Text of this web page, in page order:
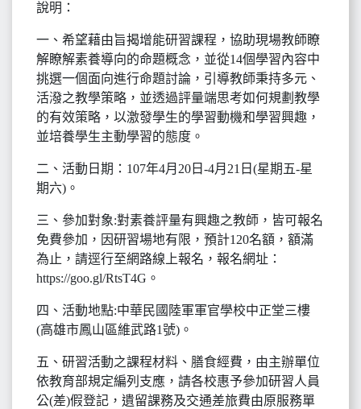
說明：
一、希望藉由旨揭增能研習課程，協助現場教師瞭
解瞭解素養導向的命題概念，並從14個學習內容中
挑選一個面向進行命題討論，引導教師秉持多元、
活潑之教學策略，並透過評量端思考如何規劃教學
的有效策略，以激發學生的學習動機和學習興趣，
並培養學生主動學習的態度。
二、活動日期：107年4月20日-4月21日(星期五-星
期六)。
三、參加對象:對素養評量有興趣之教師，皆可報名
免費參加，因研習場地有限，預計120名額，額滿
為止，請逕行至網路線上報名，報名網址：
https://goo.gl/RtsT4G。
四、活動地點:中華民國陸軍軍官學校中正堂三樓
(高雄市鳳山區維武路1號)。
五、研習活動之課程材料、膳食經費，由主辦單位
依教育部規定編列支應，請各校惠予參加研習人員
公(差)假登記，遺留課務及交通差旅費由原服務單